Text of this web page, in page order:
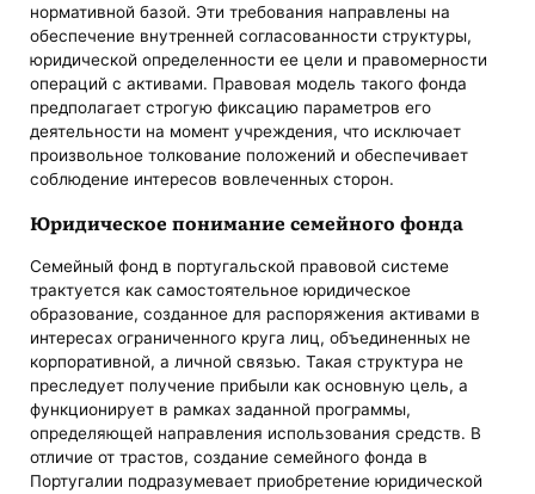
нормативной базой. Эти требования направлены на
обеспечение внутренней согласованности структуры,
юридической определенности ее цели и правомерности
операций с активами. Правовая модель такого фонда
предполагает строгую фиксацию параметров его
деятельности на момент учреждения, что исключает
произвольное толкование положений и обеспечивает
соблюдение интересов вовлеченных сторон.
Юридическое понимание семейного фонда
Семейный фонд в португальской правовой системе
трактуется как самостоятельное юридическое
образование, созданное для распоряжения активами в
интересах ограниченного круга лиц, объединенных не
корпоративной, а личной связью. Такая структура не
преследует получение прибыли как основную цель, а
функционирует в рамках заданной программы,
определяющей направления использования средств. В
отличие от трастов, создание семейного фонда в
Португалии подразумевает приобретение юридической